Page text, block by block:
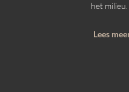
het milieu.
Lees